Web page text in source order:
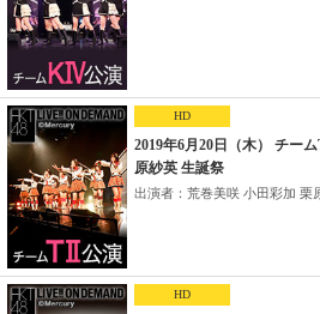
HD
2019年6月20日（木） チー
原紗英 生誕祭
出演者：荒巻美咲 小田彩加 栗
HD